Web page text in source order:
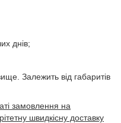
днів;
Залежить від габаритів
замовлення на
швидкісну доставку